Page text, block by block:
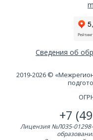
Сведения об
2019-2026 ©
+7
Лицензия №Л035-